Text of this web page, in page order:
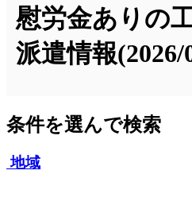
慰労金ありの
派遣情報
条件を選んで検索
地域